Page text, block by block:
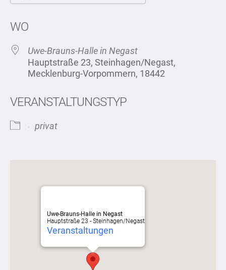
WO
Uwe-Brauns-Halle in Negast
Hauptstraße 23, Steinhagen/Negast,
Mecklenburg-Vorpommern, 18442
VERANSTALTUNGSTYP
privat
Uwe-Brauns-Halle in Negast
Hauptstraße 23 - Steinhagen/Negast
Veranstaltungen